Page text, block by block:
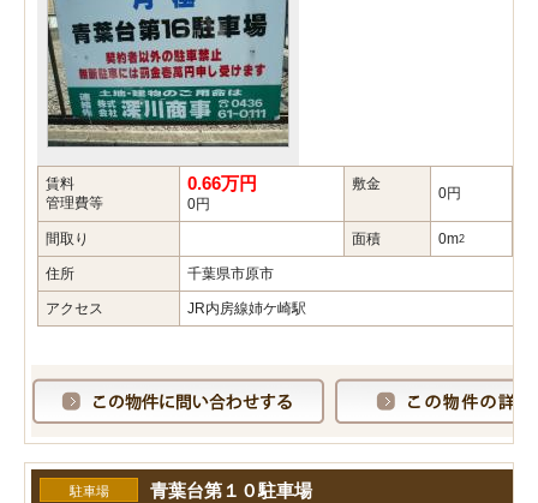
賃料
管理費等
0.66万円
0円
敷金
0円
間取り 面積 0m2
住所 千葉県市原市
アクセス JR内房線姉ケ崎駅
駐車場 青葉台第１０駐車場